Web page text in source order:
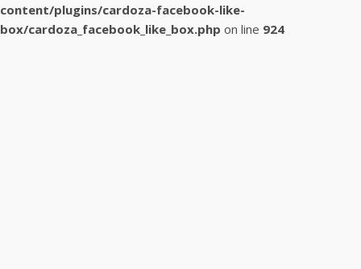
content/plugins/cardoza-facebook-like-
box/cardoza_facebook_like_box.php on line 924